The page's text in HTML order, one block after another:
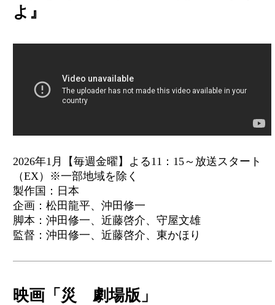
よ』
2026年1月【毎週金曜】よる11：15～放送スタート
（EX）※一部地域を除く
製作国：日本
企画：松田龍平、沖田修一
脚本：沖田修一、近藤啓介、守屋文雄
監督：沖田修一、近藤啓介、東かほり
映画「災 劇場版」